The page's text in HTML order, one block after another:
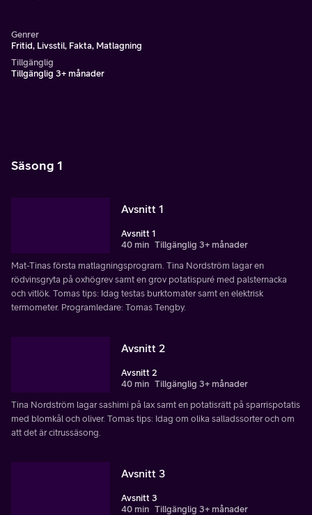
Genrer
Fritid, Livsstil, Fakta, Matlagning
Tillgänglig
Tillgänglig 3+ månader
Säsong 1
Avsnitt 1
Avsnitt 1
40 min Tillgänglig 3+ månader
Mat-Tinas första matlagningsprogram. Tina Nordström lagar en
rödvinsgryta på oxhögrev samt en grov potatispuré med palsternacka
och vitlök. Tomas tips: Idag testas burktomater samt en elektrisk
termometer. Programledare: Tomas Tengby.
Avsnitt 2
Avsnitt 2
40 min Tillgänglig 3+ månader
Tina Nordström lagar sashimi på lax samt en potatisrätt på sparrispotatis
med blomkål och oliver. Tomas tips: Idag om olika salladssorter och om
att det är citrussäsong.
Avsnitt 3
Avsnitt 3
40 min Tillgänglig 3+ månader